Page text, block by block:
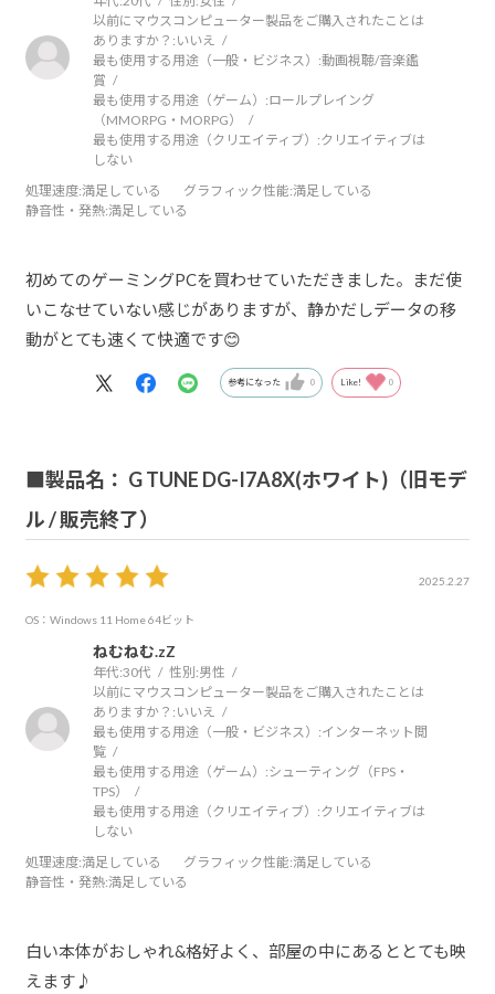
以前にマウスコンピューター製品をご購入されたことは
ありますか？: いいえ
最も使用する用途（一般・ビジネス）:動画視聴/音楽鑑
賞
最も使用する用途（ゲーム）:ロールプレイング
（MMORPG・MORPG）
最も使用する用途（クリエイティブ）:クリエイティブは
しない
処理速度:満足している グラフィック性能:満足している
静音性・発熱:満足している
初めてのゲーミングPCを買わせていただきました。まだ使
いこなせていない感じがありますが、静かだしデータの移
動がとても速くて快適です😊
参考になった 0 Like! 0
■製品名： G TUNE DG-I7A8X(ホワイト)（旧モデ
ル / 販売終了）
2025.2.27
OS：Windows 11 Home 64ビット
ねむねむ.zZ
年代:30代 性別:男性
以前にマウスコンピューター製品をご購入されたことは
ありますか？: いいえ
最も使用する用途（一般・ビジネス）:インターネット閲
覧
最も使用する用途（ゲーム）:シューティング（FPS・
TPS）
最も使用する用途（クリエイティブ）:クリエイティブは
しない
処理速度:満足している グラフィック性能:満足している
静音性・発熱:満足している
白い本体がおしゃれ&格好よく、部屋の中にあるととても映
えます♪